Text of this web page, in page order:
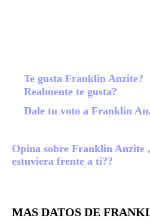
Te gusta Franklin Anzite?
Realmente te gusta?
Dale tu voto a Franklin
Opina sobre Franklin Anzite
estuviera frente a ti??
MAS DATOS DE